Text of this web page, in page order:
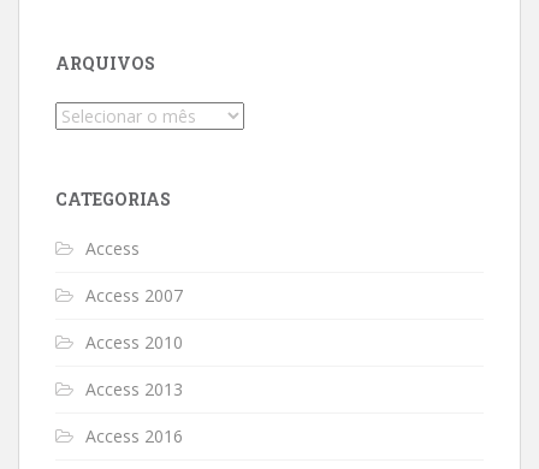
ARQUIVOS
Arquivos
CATEGORIAS
Access
Access 2007
Access 2010
Access 2013
Access 2016